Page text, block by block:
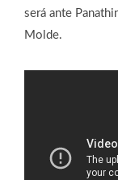
será ante
Molde.